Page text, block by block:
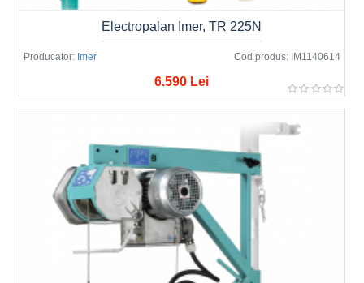
Producator: Imer Cod produs: IM1140614
Electropalan Imer, TR 225N
6.590 Lei